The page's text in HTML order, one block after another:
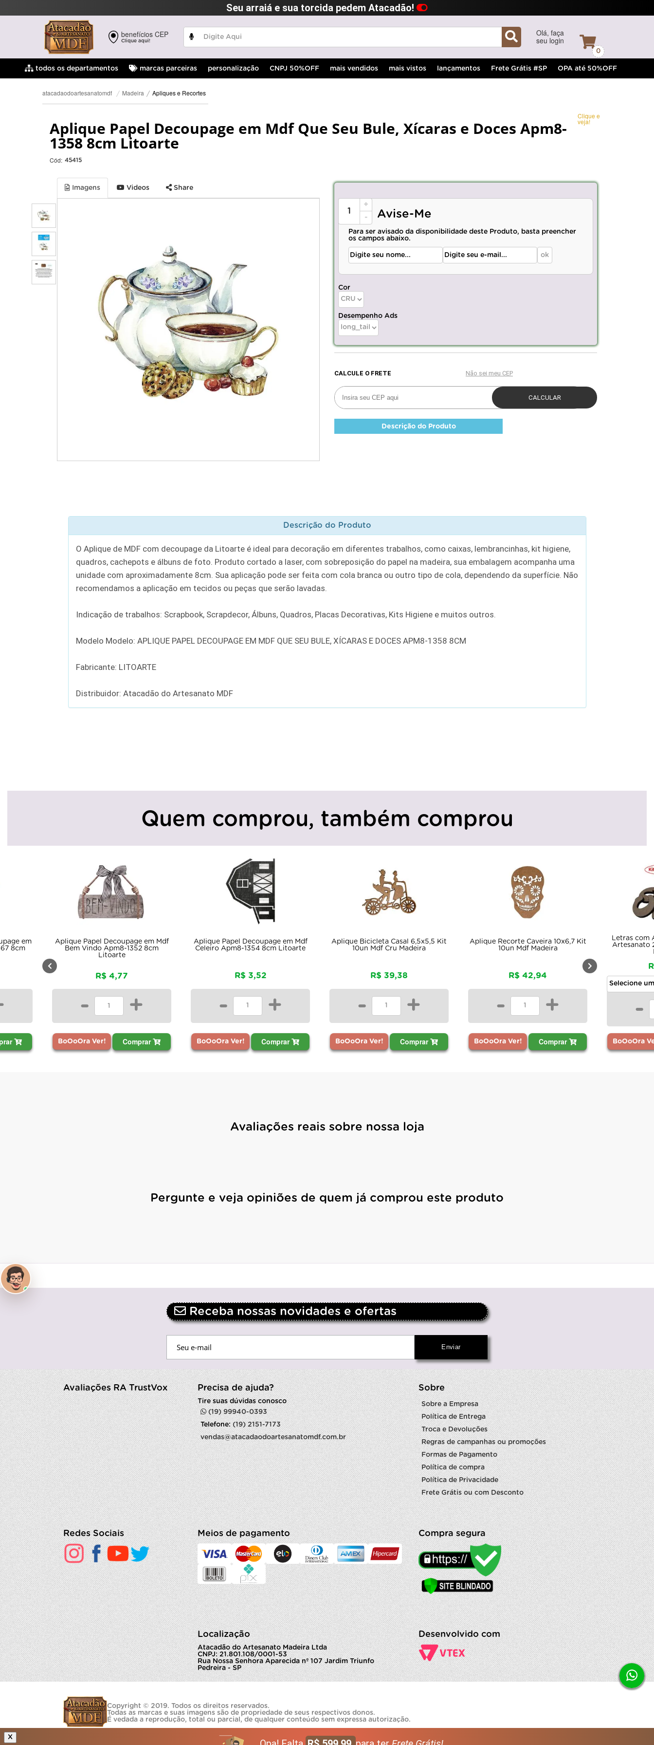
X
Seu arraiá e sua torcida pedem Atacadão!
benefícios CEP
Clique aqui!
Olá, faça
seu login
0
todos os departamentos marcas parceiras personalização CNPJ 50%OFF mais vendidos mais vistos lançamentos Frete Grátis #SP OPA até 50%OFF
atacadaodoartesanatomdf Madeira Apliques e Recortes
Aplique Papel Decoupage em Mdf Que Seu Bule, Xícaras e Doces Apm8-
1358 8cm Litoarte
Cód: 45415
Clique e
veja!
Imagens Videos Share
+
-
Avise-Me
Para ser avisado da disponibilidade deste Produto, basta preencher
os campos abaixo.
Cor
Desempenho Ads
Descrição do Produto
Descrição do Produto
O Aplique de MDF com decoupage da Litoarte é ideal para decoração em diferentes trabalhos, como caixas, lembrancinhas, kit higiene,
quadros, cachepots e álbuns de foto. Produto cortado a laser, com sobreposição do papel na madeira, sua embalagem acompanha uma
unidade com aproximadamente 8cm. Sua aplicação pode ser feita com cola branca ou outro tipo de cola, dependendo da superfície. Não
recomendamos a aplicação em tecidos ou peças que serão lavadas.
Indicação de trabalhos: Scrapbook, Scrapdecor, Álbuns, Quadros, Placas Decorativas, Kits Higiene e muitos outros.
Modelo Modelo: APLIQUE PAPEL DECOUPAGE EM MDF QUE SEU BULE, XÍCARAS E DOCES APM8-1358 8CM
Fabricante: LITOARTE
Distribuidor: Atacadão do Artesanato MDF
Quem comprou, também comprou
em
8cm
Aplique Papel Decoupage em Mdf
Bem Vindo Apm8-1352 8cm
Litoarte
R$ 4,77
- +
BoOoOra Ver! Comprar
Aplique Papel Decoupage em Mdf
Celeiro Apm8-1354 8cm Litoarte
R$ 3,52
- +
BoOoOra Ver! Comprar
Aplique Bicicleta Casal 6,5x5,5 Kit
10un Mdf Cru Madeira
R$ 39,38
- +
BoOoOra Ver! Comprar
Aplique Recorte Caveira 10x6,7 Kit
10un Mdf Madeira
R$ 42,94
- +
BoOoOra Ver! Comprar
Letras com
Artesanato
-
BoOoOra
Avaliações reais sobre nossa loja
Pergunte e veja opiniões de quem já comprou este produto
Receba nossas novidades e ofertas
Avaliações RA TrustVox Precisa de ajuda?
Tire suas dúvidas conosco
(19) 99940-0393
Telefone:(19) 2151-7173
vendas@atacadaodoartesanatomdf.com.br
Sobre
Sobre a Empresa
Política de Entrega
Troca e Devoluções
Regras de campanhas ou promoções
Formas de Pagamento
Política de compra
Política de Privacidade
Frete Grátis ou com Desconto
Redes Sociais Meios de pagamento Compra segura
Localização
Atacadão do Artesanato Madeira Ltda
CNPJ: 21.801.108/0001-53
Rua Nossa Senhora Aparecida nº 107 Jardim Triunfo
Pedreira - SP
Desenvolvido com
Copyright © 2019. Todos os direitos reservados.
Todas as marcas e suas imagens são de propriedade de seus respectivos donos.
É vedada a reprodução, total ou parcial, de qualquer conteúdo sem expressa autorização.